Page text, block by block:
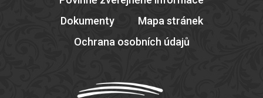
Dokumenty
Mapa stránek
Ochrana osobních údajů